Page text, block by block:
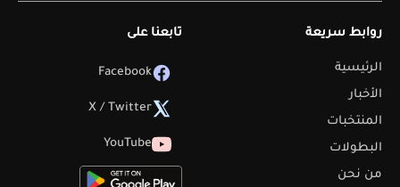
روابط سريعة
الرئيسية
الأخبار
المنتخبات
البطولات
من نحن
تابعنا على
Facebook
X / Twitter
YouTube